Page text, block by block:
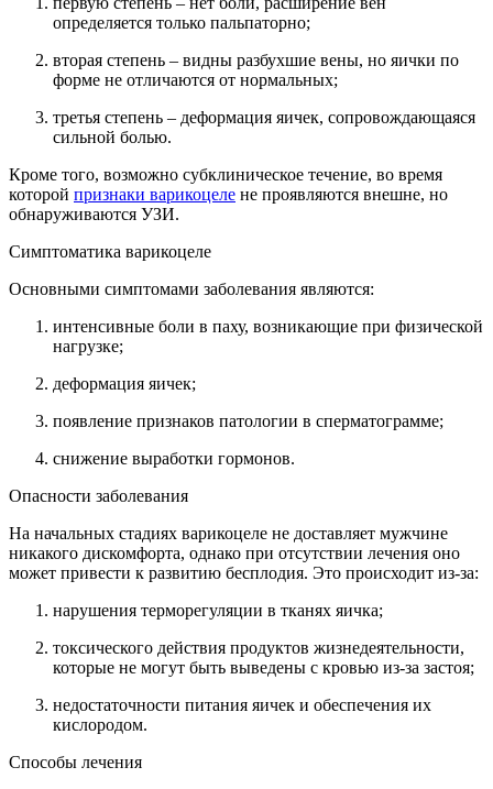
определяется только пальпаторно;
вторая степень – видны разбухшие вены, но яички по
форме не отличаются от нормальных;
третья степень – деформация яичек, сопровождающаяся
сильной болью.
Кроме того, возможно субклиническое течение, во время
которой признаки варикоцеле не проявляются внешне, но
обнаруживаются УЗИ.
Симптоматика варикоцеле
Основными симптомами заболевания являются:
интенсивные боли в паху, возникающие при физической
нагрузке;
деформация яичек;
появление признаков патологии в сперматограмме;
снижение выработки гормонов.
Опасности заболевания
На начальных стадиях варикоцеле не доставляет мужчине
никакого дискомфорта, однако при отсутствии лечения оно
может привести к развитию бесплодия. Это происходит из-за:
нарушения терморегуляции в тканях яичка;
токсического действия продуктов жизнедеятельности,
которые не могут быть выведены с кровью из-за застоя;
недостаточности питания яичек и обеспечения их
кислородом.
Способы лечения